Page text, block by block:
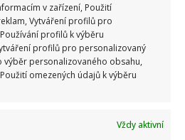
v zařízení, Použití
Vytváření profilů pro
profilů k výběru
profilů pro personalizovaný
personalizovaného obsahu,
omezených údajů k výběru
Vždy aktivní
vedry do Skotska. S dětmi